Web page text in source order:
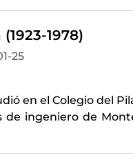
1978)
25
en el Colegio del
de ingeniero de